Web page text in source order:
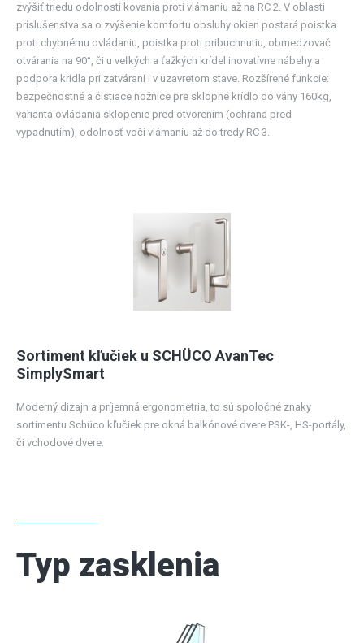
zvýšiť triedu odolnosti kovania proti vlámaniu až na RC 2. V oblasti
príslušenstva sa o zvýšenie komfortu obsluhy okien postará poistka
proti chybnému ovládaniu, poistka proti pribuchnutiu, obmedzovač
otvárania na 90°, či u veľkých a ťažkých krídel inovatívne nábehy a
podpora krídla pri zatváraní i v uzavretom stave. Rozšírené funkcie:
bezpečnostné a čistiace nožnice pre sklopné krídlo do váhy 160kg,
varianta ovládania sklopenie pred otvorením (ochrana pred
vypadnutím), odolnosť voči vlámaniu až do tredy RC 3.
Sortiment kľučiek u SCHÜCO AvanTec
SimplySmart
Moderný dizajn a príjemná ergonometria, to sú spoločné znaky
sortimentu Schüco kľučiek pre okná balkónové dvere PSK-, HS-portály,
či vchodové dvere.
Typ zasklenia